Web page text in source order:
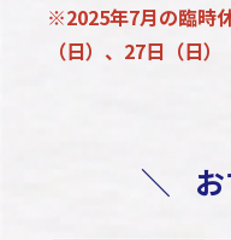
※2025年7月の臨時
（日）、27日（日）
＼